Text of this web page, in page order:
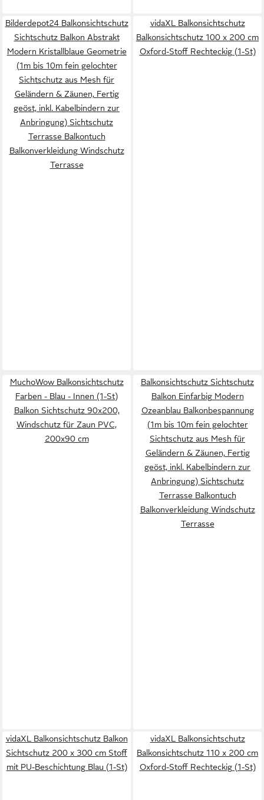
Bilderdepot24 Balkonsichtschutz
Sichtschutz Balkon Abstrakt
Modern Kristallblaue Geometrie
(1m bis 10m fein gelochter
Sichtschutz aus Mesh für
Geländern & Zäunen, Fertig
geöst, inkl. Kabelbindern zur
Anbringung) Sichtschutz
Terrasse Balkontuch
Balkonverkleidung Windschutz
Terrasse
vidaXL Balkonsichtschutz
Balkonsichtschutz 100 x 200 cm
Oxford-Stoff Rechteckig (1-St)
MuchoWow Balkonsichtschutz
Farben - Blau - Innen (1-St)
Balkon Sichtschutz 90x200,
Windschutz für Zaun PVC,
200x90 cm
Balkonsichtschutz Sichtschutz
Balkon Einfarbig Modern
Ozeanblau Balkonbespannung
(1m bis 10m fein gelochter
Sichtschutz aus Mesh für
Geländern & Zäunen, Fertig
geöst, inkl. Kabelbindern zur
Anbringung) Sichtschutz
Terrasse Balkontuch
Balkonverkleidung Windschutz
Terrasse
vidaXL Balkonsichtschutz Balkon
Sichtschutz 200 x 300 cm Stoff
mit PU-Beschichtung Blau (1-St)
vidaXL Balkonsichtschutz
Balkonsichtschutz 110 x 200 cm
Oxford-Stoff Rechteckig (1-St)